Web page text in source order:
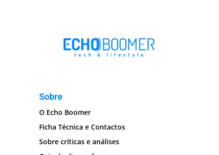
Sobre
O Echo Boomer
Ficha Técnica e Contactos
Sobre críticas e análises